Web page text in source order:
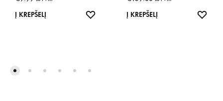
Į KREPŠELĮ IŠSAUGOTIĮ KREPŠELĮ